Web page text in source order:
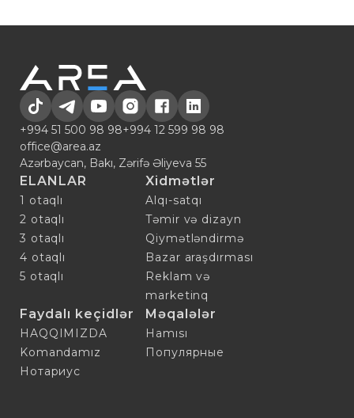
+994 51 500 98 98+994 12 599 98 98
office@area.az
Azərbaycan, Bakı, Zərifə Əliyeva 55
ELANLAR
1 otaqlı
2 otaqlı
3 otaqlı
4 otaqlı
5 otaqlı
Xidmətlər
Alqı-satqı
Təmir və dizayn
Qiymətləndirmə
Bazar araşdırması
Reklam və
marketinq
Faydalı keçidlər
HAQQIMIZDA
Komandamız
Нотариус
Məqalələr
Hamısı
Популярные